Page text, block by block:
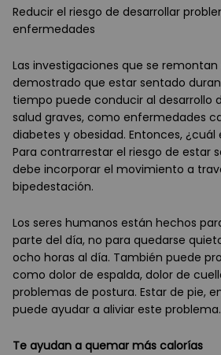
Reducir el riesgo de desarrollar
enfermedades
Las investigaciones que se
demostrado que estar sentado
tiempo puede conducir al desarrollo
salud graves, como enfermedades
diabetes y obesidad. Entonces, ¿cuál
Para contrarrestar el riesgo de estar
debe incorporar el movimiento a
bipedestación.
Los seres humanos están hechos
parte del día, no para quedarse
ocho horas al día. También puede
como dolor de espalda, dolor de
problemas de postura. Estar de pie,
puede ayudar a aliviar este problema.
Te ayudan a quemar más calorías